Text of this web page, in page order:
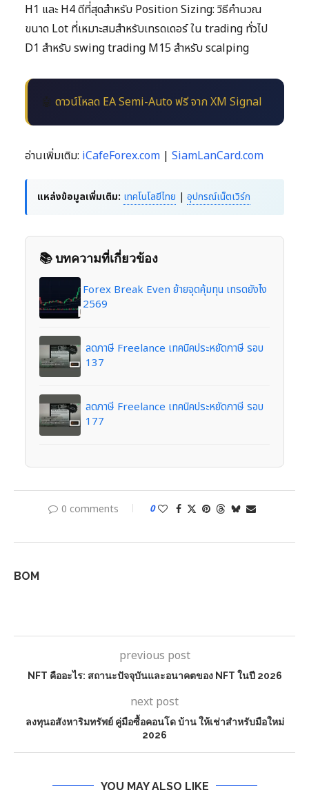
H1 และ H4 ดีที่สุดสำหรับ Position Sizing: วิธีคำนวณ
ขนาด Lot ที่เหมาะสมสำหรับเทรดเดอร์ ใน trading ทั่วไป
D1 สำหรับ swing trading M15 สำหรับ scalping
ดาวน์โหลด EA Semi-Auto ฟรี จาก XM Signal
อ่านเพิ่มเติม: iCafeForex.com | SiamLanCard.com
แหล่งข้อมูลเพิ่มเติม: เทคโนโลยีไทย | อุปกรณ์เน็ตเวิร์ก
📚 บทความที่เกี่ยวข้อง
Forex Break Even ย้ายจุดคุ้มทุน เทรดยังไง
2569
ลดภาษี Freelance เทคนิคประหยัดภาษี รอบ
137
ลดภาษี Freelance เทคนิคประหยัดภาษี รอบ
177
0 comments 0
BOM
previous post
NFT คืออะไร: สถานะปัจจุบันและอนาคตของ NFT ในปี 2026
next post
ลงทุนอสังหาริมทรัพย์ คู่มือซื้อคอนโด บ้าน ให้เช่าสำหรับมือใหม่
2026
YOU MAY ALSO LIKE